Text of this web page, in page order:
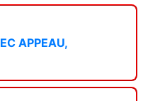
APPEAU,